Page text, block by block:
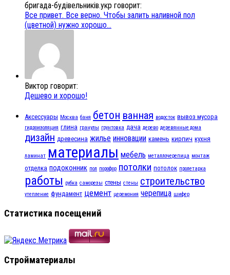
бригада-будівельників.укр говорит:
Все привет. Все верно. Чтобы залить наливной пол
(цветной) нужно хорошо...
Виктор говорит:
Дешево и хорошо!
Аксессуары Москва баня бетон ванная водосток вывоз мусора
гидроизоляция глина гранулы грунтовка дача дерево деревянные дома
дизайн древесина жилье инновации камень кирпич кухня
ламинат материалы мебель металлочерепица монтаж
отделка подоконник пол порофор потолки потолок пролетарка
работы рубка саморезы стены стены строительство
утепление фундамент цемент церемония черепица шифер
Статистика посещений
Стройматериалы